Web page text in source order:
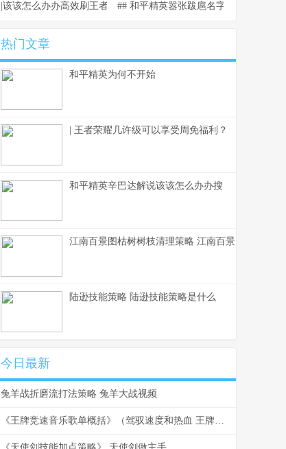
|该该怎么办办高效刷王者荣耀金币：玩法技巧全面解析|
## 和平精英嚣张跋扈名字
热门文章
和平精英为何不开始
| 王者荣耀几许级可以享受周免福利？
和平精英辛巴达解说该该怎么办办搜
江南百景图枯树树枝清理策略 江南百景图无缘无故
陆逊技能策略 陆逊技能策略是什么
今日最新
兔羊战折磨流打法策略 兔羊大战视频
《王牌竞速音乐歌单概括》（驾驭速度和热血 王牌竞速 音乐